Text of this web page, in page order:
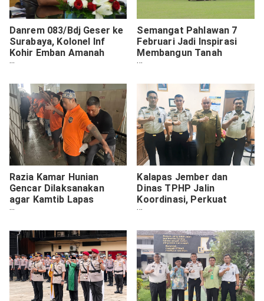
Danrem 083/Bdj Geser ke
Surabaya, Kolonel Inf
Kohir Emban Amanah
Baru
Semangat Pahlawan 7
Februari Jadi Inspirasi
Membangun Tanah
Bumbu Maju, Makmur, dan
Razia Kamar Hunian
Gencar Dilaksanakan
agar Kamtib Lapas
Jember Terjaga
Kalapas Jember dan
Dinas TPHP Jalin
Koordinasi, Perkuat
Program Kemandirian